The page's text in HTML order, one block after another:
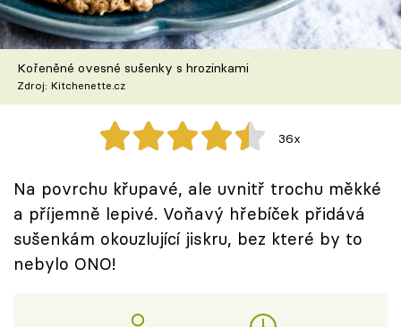
Škola vaření
Recepty z TV
Speciál: Cuketa
Těhotnej kuchař
Sledujte prima+
Přihlášení
Kořeněné ovesné sušenky s hrozinkami
Zdroj: Kitchenette.cz
36x
Na povrchu křupavé, ale uvnitř trochu měkké
a příjemně lepivé. Voňavý hřebíček přidává
sušenkám okouzlující jiskru, bez které by to
nebylo ONO!